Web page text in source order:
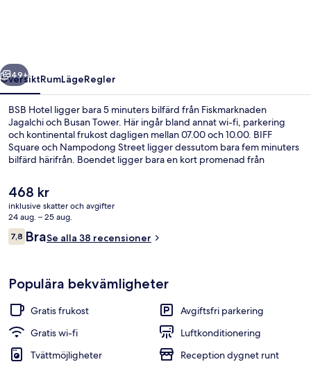
Nästa
49+
ÖversiktRumLägeRegler
BSB Hotel ligger bara 5 minuters bilfärd från Fiskmarknaden
Jagalchi och Busan Tower. Här ingår bland annat wi-fi, parkering
och kontinental frukost dagligen mellan 07.00 och 10.00. BIFF
Square och Nampodong Street ligger dessutom bara fem minuters
bilfärd härifrån. Boendet ligger bara en kort promenad från
och till Jungang station är det 12 minuter.
Det
nuvarande
priset
är
468 kr
468 kr
inklusive skatter och avgifter
24 aug. – 25 aug.
Recensioner
7,87,8 av 10,
BraSe alla 38 recensioner
Populära bekvämligheter
Gratis frukost
Avgiftsfri parkering
Gratis wi-fi
Luftkonditionering
Tvättmöjligheter
Reception dygnet runt